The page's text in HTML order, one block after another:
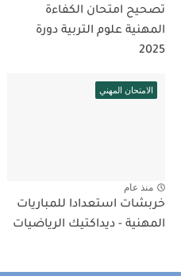
تصحيح امتحان الكفاءة
المهنية علوم التربية دورة
2025
الامتحان المهني
منذ عام
خربشات استعدادا للمباريات
المهنية - ديداكتيك الرياضيات